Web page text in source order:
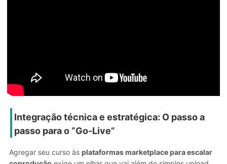
Integração técnica e estratégica: O passo a
passo para o “Go-Live”
Agregar seu curso às plataformas marketplace para escalar